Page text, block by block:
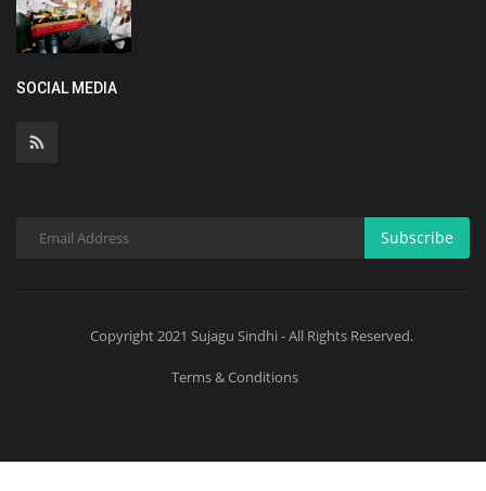
SOCIAL MEDIA
Subscribe
Copyright 2021 Sujagu Sindhi - All Rights Reserved.
Terms & Conditions